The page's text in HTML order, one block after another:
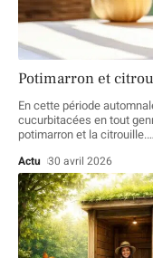
Potimarron et
En cette période
cucurbitacées en tout
potimarron et la citrouille.…
Actu 30 avril 2026